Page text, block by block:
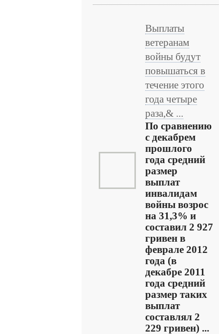
Выплаты
ветеранам
войны будут
повышаться в
течение этого
года четыре
раза,& ...
По сравнению
с декабрем
прошлого
года средний
размер
выплат
инвалидам
войны возрос
на 31,3% и
составил 2 927
гривен в
феврале 2012
года (в
декабре 2011
года средний
размер таких
выплат
составлял 2
229 гривен) ...